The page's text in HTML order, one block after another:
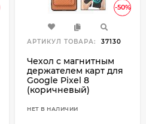
-50%
АРТИКУЛ ТОВАРА: 37130
Чехол с магнитным
держателем карт для
Google Pixel 8
(коричневый)
НЕТ В НАЛИЧИИ